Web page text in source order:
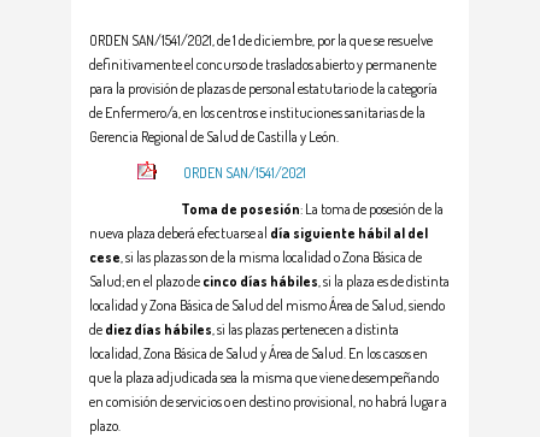
ORDEN SAN/1541/2021, de 1 de diciembre, por la que se resuelve
definitivamente el concurso de traslados abierto y permanente
para la provisión de plazas de personal estatutario de la categoría
de Enfermero/a, en los centros e instituciones sanitarias de la
Gerencia Regional de Salud de Castilla y León.
ORDEN SAN/1541/2021
Toma de posesión: La toma de posesión de la
nueva plaza deberá efectuarse al día siguiente hábil al del
cese, si las plazas son de la misma localidad o Zona Básica de
Salud; en el plazo de cinco días hábiles, si la plaza es de distinta
localidad y Zona Básica de Salud del mismo Área de Salud, siendo
de diez días hábiles, si las plazas pertenecen a distinta
localidad, Zona Básica de Salud y Área de Salud. En los casos en
que la plaza adjudicada sea la misma que viene desempeñando
en comisión de servicios o en destino provisional, no habrá lugar a
plazo.